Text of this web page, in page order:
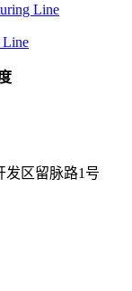
Line
Line
发区留脉路1号